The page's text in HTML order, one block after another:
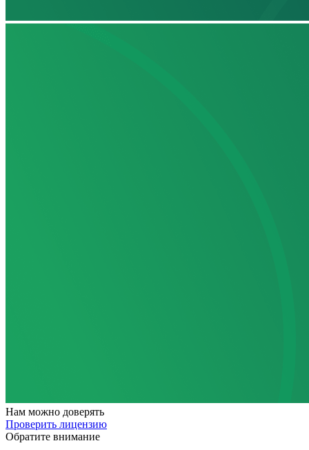
Нам можно доверять
Проверить лицензию
Обратите внимание